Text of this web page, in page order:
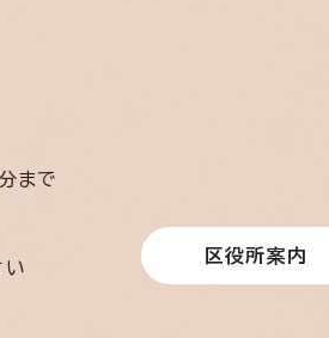
まで
い
区役所案内